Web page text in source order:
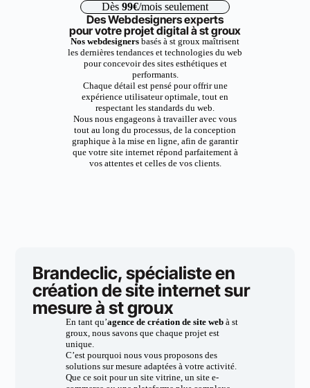
Dès 99€/mois seulement
Des Webdesigners experts
pour votre projet digital à st groux
Nos webdesigners basés à st groux maîtrisent
les dernières tendances et technologies du web
pour concevoir des sites esthétiques et
performants.
Chaque détail est pensé pour offrir une
expérience utilisateur optimale, tout en
respectant les standards du web.
Nous nous engageons à travailler avec vous
tout au long du processus, de la conception
graphique à la mise en ligne, afin de garantir
que votre site internet répond parfaitement à
vos attentes et celles de vos clients.
Brandeclic, spécialiste en
création de site internet sur
mesure à st groux
En tant qu’agence de création de site webà st
groux, nous savons que chaque projet est
unique.
C’est pourquoi nous vous proposons des
solutions sur mesure adaptées à votre activité.
Que ce soit pour un site vitrine, un site e-